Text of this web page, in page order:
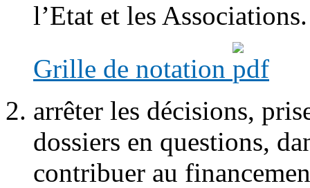
l’Etat et les Associations.
Grille de notation
arrêter les décisions,
dossiers en questions,
contribuer au